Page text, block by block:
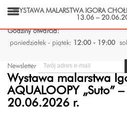
Godziny otwarcia:
poniedziałek - piątek:
12:00 - 19:00
Newsletter
Wystawa malarstwa
AQUALOOPY „Suto”
20.06.2026 r.
WYSTAWA MALARSTWA IGORA
13.06 –